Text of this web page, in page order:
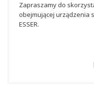
Zapraszamy do
promocyjnej
bezpieczeństwa marki